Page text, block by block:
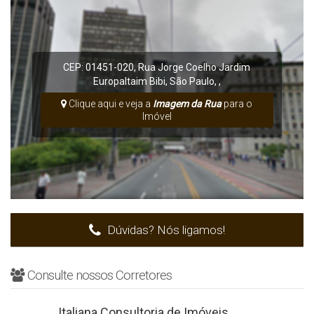
10 Min do Supermercado St Marche
Para mais informações, contate-nos
Anuncie seu imóvel conosco
Apartamento no Itaim Bibi
* As imagens são do apartamento referência, consulte a unidade
disponível à venda.
CEP: 01451-020, Rua Jorge CoelhoJardim
EuropaItaim Bibi, São Paulo, ,
Clique aqui e veja a Imagem da Ruapara o
Imóvel
Dúvidas? Nós ligamos!
Consulte nossos Corretores